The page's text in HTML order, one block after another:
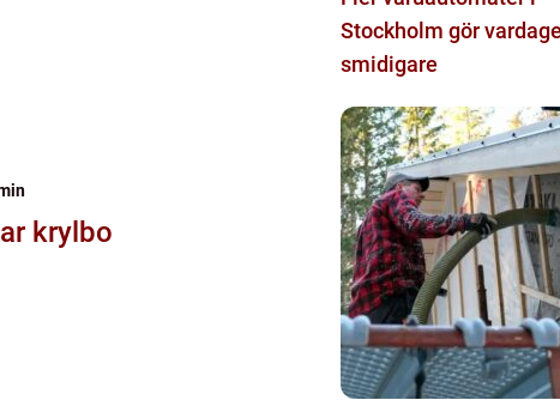
krylbo
Stockholm gör
smidigare